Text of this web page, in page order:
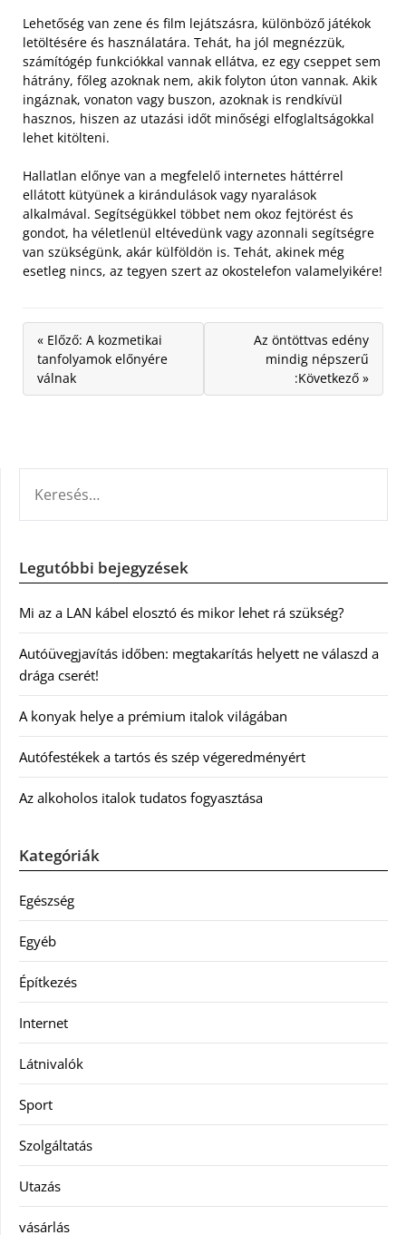
Lehetőség van zene és film lejátszásra, különböző játékok
letöltésére és használatára. Tehát, ha jól megnézzük,
számítógép funkciókkal vannak ellátva, ez egy cseppet sem
hátrány, főleg azoknak nem, akik folyton úton vannak. Akik
ingáznak, vonaton vagy buszon, azoknak is rendkívül
hasznos, hiszen az utazási időt minőségi elfoglaltságokkal
lehet kitölteni.
Hallatlan előnye van a megfelelő internetes háttérrel
ellátott kütyünek a kirándulások vagy nyaralások
alkalmával. Segítségükkel többet nem okoz fejtörést és
gondot, ha véletlenül eltévedünk vagy azonnali segítségre
van szükségünk, akár külföldön is. Tehát, akinek még
esetleg nincs, az tegyen szert az okostelefon valamelyikére!
« Előző: A kozmetikai
tanfolyamok előnyére
válnak
Az öntöttvas edény
mindig népszerű
:Következő »
Legutóbbi bejegyzések
Mi az a LAN kábel elosztó és mikor lehet rá szükség?
Autóüvegjavítás időben: megtakarítás helyett ne válaszd a
drága cserét!
A konyak helye a prémium italok világában
Autófestékek a tartós és szép végeredményért
Az alkoholos italok tudatos fogyasztása
Kategóriák
Egészség
Egyéb
Építkezés
Internet
Látnivalók
Sport
Szolgáltatás
Utazás
vásárlás